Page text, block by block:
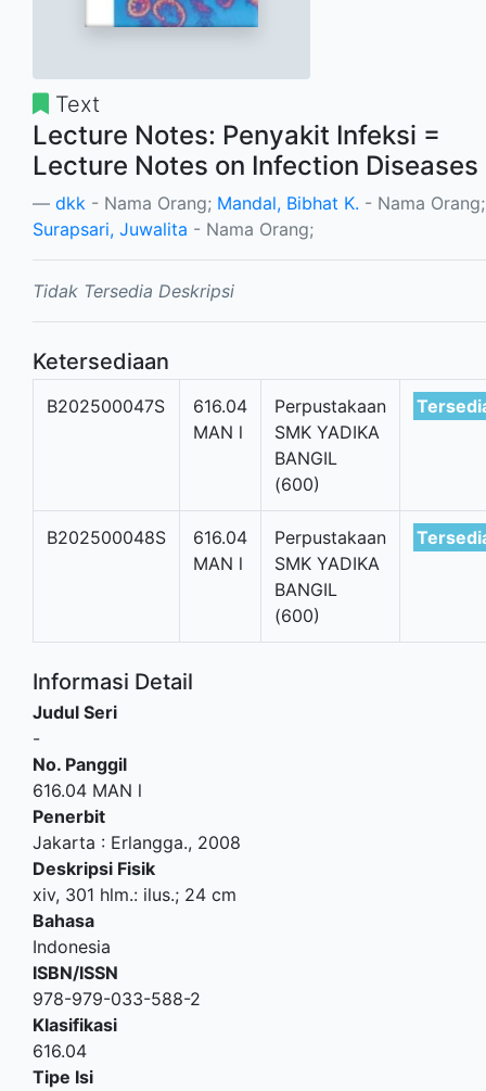
Text
Lecture Notes: Penyakit Infeksi =
Lecture Notes on Infection Diseases
dkk - Nama Orang; Mandal, Bibhat K. - Nama Orang;
Surapsari, Juwalita - Nama Orang;
Tidak Tersedia Deskripsi
Ketersediaan
B202500047S
616.04
MAN l
Perpustakaan
SMK YADIKA
BANGIL
(600)
B202500048S
616.04
MAN l
Perpustakaan
SMK YADIKA
BANGIL
(600)
Informasi Detail
Judul Seri
-
No. Panggil
616.04 MAN l
Penerbit
Jakarta : Erlangga., 2008
Deskripsi Fisik
xiv, 301 hlm.: ilus.; 24 cm
Bahasa
Indonesia
ISBN/ISSN
978-979-033-588-2
Klasifikasi
616.04
Tipe Isi